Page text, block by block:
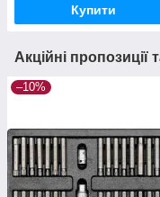
Купити
Акційні пропозиції
–10%